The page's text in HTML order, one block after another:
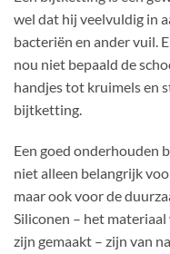
wel dat hij veelvuldig in
bacteriën en ander vuil.
nou niet bepaald de
handjes tot kruimels en
bijtketting.
Een goed onderhouden
niet alleen belangrijk
maar ook voor de
Siliconen – het
zijn gemaakt – zijn van